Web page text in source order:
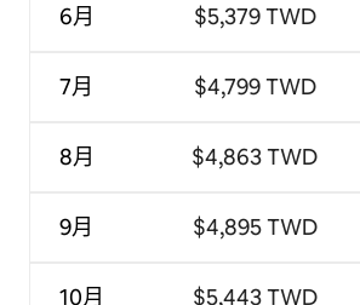
6月
7月
8月
9月
10月
$5,379 TWD
$4,799 TWD
$4,863 TWD
$4,895 TWD
$5,443 TWD